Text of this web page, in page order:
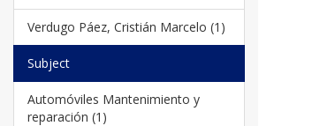
Verdugo Páez, Cristián Marcelo (1)
Subject
Automóviles Mantenimiento y
reparación (1)